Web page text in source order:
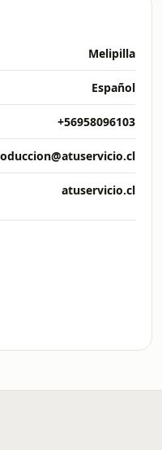
Melipilla
Español
+56958096103
atuservicio.cl